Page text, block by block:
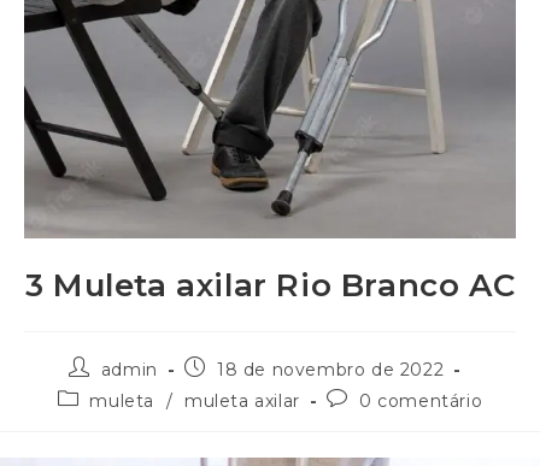
3 Muleta axilar Rio Branco AC
admin
18 de novembro de 2022
muleta
/ muleta axilar 0 comentário